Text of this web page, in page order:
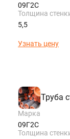
09Г2С
Толщина
5,5
Узнать цену
Труба
Марка
09Г2С
Толщина